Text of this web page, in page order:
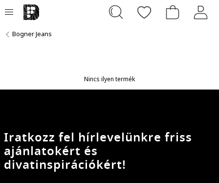
Bogner Jeans
Nincs ilyen termék
Iratkozz fel hírlevelünkre friss
ajánlatokért és
divatinspirációkért!